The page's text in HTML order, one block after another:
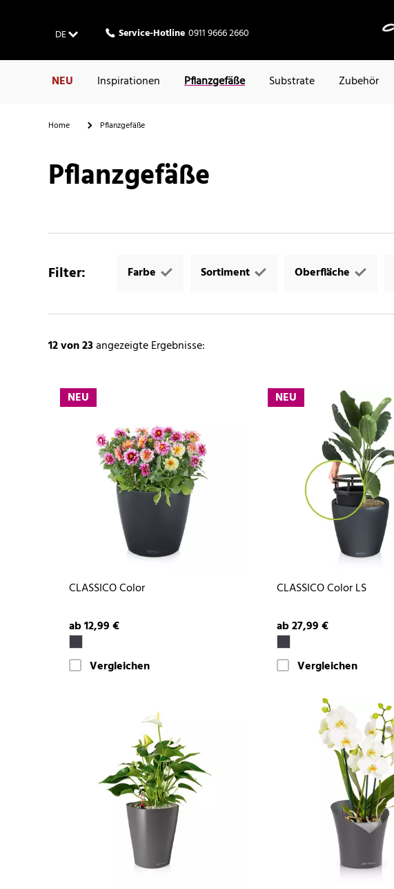
DE Service-Hotline 0911 9666 2660
NEU Inspirationen Pflanzgefäße Substrate Zubehör
Home Pflanzgefäße
Pflanzgefäße
Filter: Farbe Sortiment Oberfläche
12von 23angezeigte Ergebnisse:
NEU
CLASSICO Color
ab 12,99 €
Vergleichen
NEU
CLASSICO Color LS
ab 27,99 €
Vergleichen